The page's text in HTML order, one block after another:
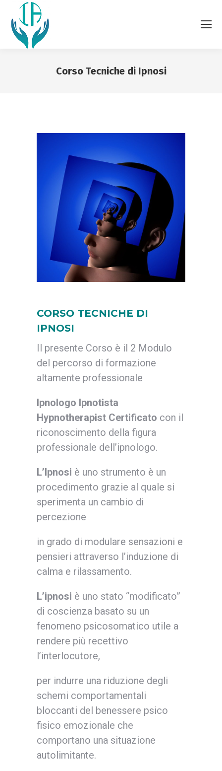
Corso Tecniche di Ipnosi
CORSO TECNICHE DI
IPNOSI
Il presente Corso è il 2 Modulo
del percorso di formazione
altamente professionale
Ipnologo Ipnotista
Hypnotherapist Certificato con il
riconoscimento della figura
professionale dell’ipnologo.
L’Ipnosi è uno strumento è un
procedimento grazie al quale si
sperimenta un cambio di
percezione
in grado di modulare sensazioni e
pensieri attraverso l’induzione di
calma e rilassamento.
L’ipnosi è uno stato “modificato”
di coscienza basato su un
fenomeno psicosomatico utile a
rendere più recettivo
l’interlocutore,
per indurre una riduzione degli
schemi comportamentali
bloccanti del benessere psico
fisico emozionale che
comportano una situazione
autolimitante.